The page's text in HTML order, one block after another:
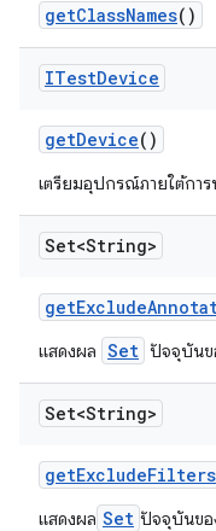
getClassNames()
ITestDevice
getDevice()
เตรียมอุปกรณ์ภายใต้กา
Set<String>
getExclude
แสดงผล Set ปัจจุบันข
Set<String>
getExcludeFilters
แสดงผล Set ปัจจุบันขอ